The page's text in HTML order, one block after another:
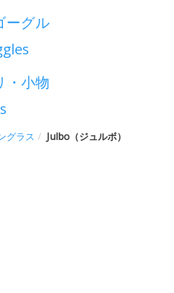
ーグル
・小物
グラス Julbo（ジュルボ）